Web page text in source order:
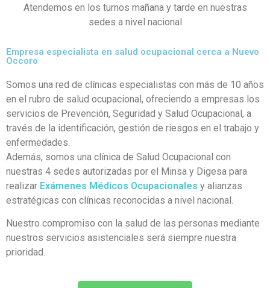
Atendemos en los turnos mañana y tarde en nuestras
sedes a nivel nacional
Empresa especialista en salud ocupacional cerca a Nuevo
Occoro
Somos una red de clínicas especialistas con más de 10 años
en el rubro de salud ocupacional, ofreciendo a empresas los
servicios de Prevención, Seguridad y Salud Ocupacional, a
través de la identificación, gestión de riesgos en el trabajo y
enfermedades.
Además, somos una clínica de Salud Ocupacional con
nuestras 4 sedes autorizadas por el Minsa y Digesa para
realizar Exámenes Médicos Ocupacionales y alianzas
estratégicas con clínicas reconocidas a nivel nacional.
Nuestro compromiso con la salud de las personas mediante
nuestros servicios asistenciales será siempre nuestra
prioridad.